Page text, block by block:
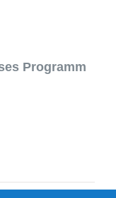
Programm